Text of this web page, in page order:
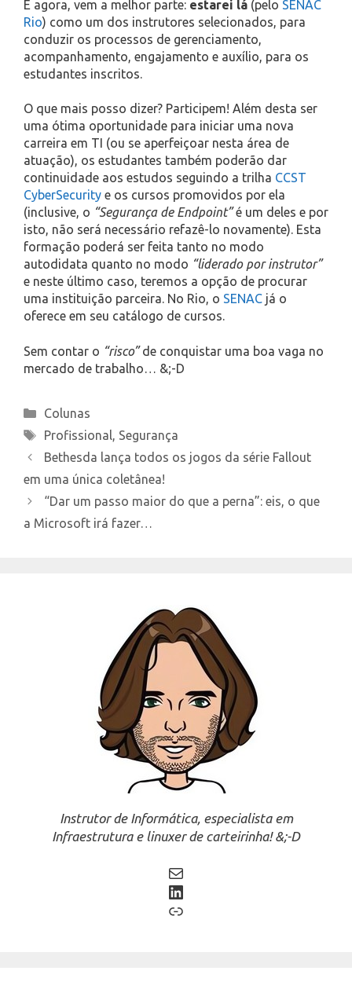
E agora, vem a melhor parte: estarei lá (pelo SENAC
Rio) como um dos instrutores selecionados, para
conduzir os processos de gerenciamento,
acompanhamento, engajamento e auxílio, para os
estudantes inscritos.
O que mais posso dizer? Participem! Além desta ser
uma ótima oportunidade para iniciar uma nova
carreira em TI (ou se aperfeiçoar nesta área de
atuação), os estudantes também poderão dar
continuidade aos estudos seguindo a trilha CCST
CyberSecurity e os cursos promovidos por ela
(inclusive, o “Segurança de Endpoint”é um deles e por
isto, não será necessário refazê-lo novamente). Esta
formação poderá ser feita tanto no modo
autodidata quanto no modo “liderado por instrutor”
e neste último caso, teremos a opção de procurar
uma instituição parceira. No Rio, o SENAC já o
oferece em seu catálogo de cursos.
Sem contar o “risco”de conquistar uma boa vaga no
mercado de trabalho… &;-D
Categories
Colunas
Tags
Profissional, Segurança
Bethesda lança todos os jogos da série Fallout
em uma única coletânea!
“Dar um passo maior do que a perna”: eis, o que
a Microsoft irá fazer…
Instrutor de Informática, especialista em
Infraestrutura e linuxer de carteirinha! &;-D
Mail
LinkedIn
Link